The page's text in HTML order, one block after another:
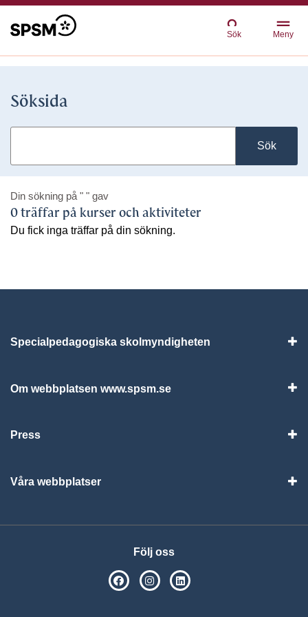
Sök Meny
Söksida
Sök
Din sökning på " " gav
0 träffar på kurser och aktiviteter
Du fick inga träffar på din sökning.
Specialpedagogiska skolmyndigheten
Om webbplatsen www.spsm.se
Press
Våra webbplatser
Följ oss
SPSM på Facebook
SPSM på Instagram